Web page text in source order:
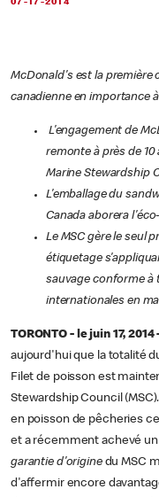
07-17-2014
McDonald's est la première
canadienne en importance
L'engagement de
remonte à près de
Marine Stewardship
L'emballage du
Canada aborera
Le MSC gère le seul
étiquetage
sauvage conforme à
internationales en
TORONTO - le juin 17, 2014
aujourd'hui que la totalité
Filet de poisson est
Stewardship Council
en poisson de pêcheries
et a récemment achevé
garantie d'originedu MSC
d'affermir encore